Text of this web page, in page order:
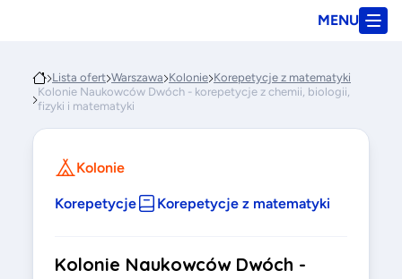
MENU
Lista ofert Warszawa Kolonie Korepetycje z matematyki
Kolonie Naukowców Dwóch - korepetycje z chemii, biologii,
fizyki i matematyki
Kolonie
Korepetycje Korepetycje z matematyki
Kolonie Naukowców Dwóch -